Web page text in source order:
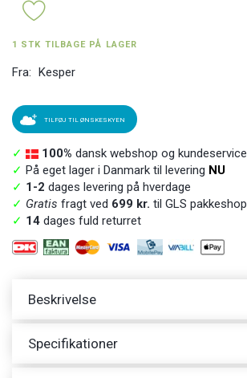
1 STK TILBAGE PÅ LAGER
Fra: Kesper
TILFØJ TIL ØNSKESKYEN
✓ 100% dansk webshop og kundeservice
✓ På eget lager i Danmark til levering NU
✓ 1-2 dages levering på hverdage
✓ Gratis fragt ved 699 kr. til GLS pakkeshop
✓ 14 dages fuld returret
Beskrivelse
Specifikationer